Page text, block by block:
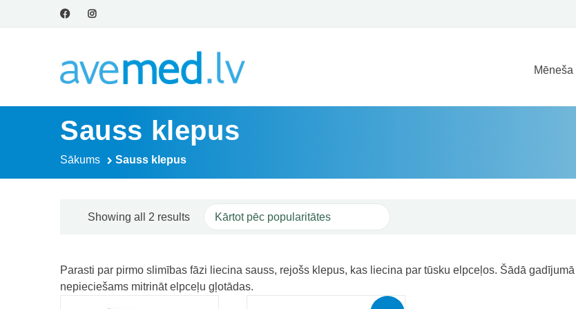
Sauss klepus
Sākums Sauss klepus
Showing all 2 resultsSorted by popularity
Parasti par pirmo slimības fāzi liecina sauss, rejošs klepus, kas liecina par tūsku elpceļos. Šādā gadījumā
nepieciešams mitrināt elpceļu gļotādas.